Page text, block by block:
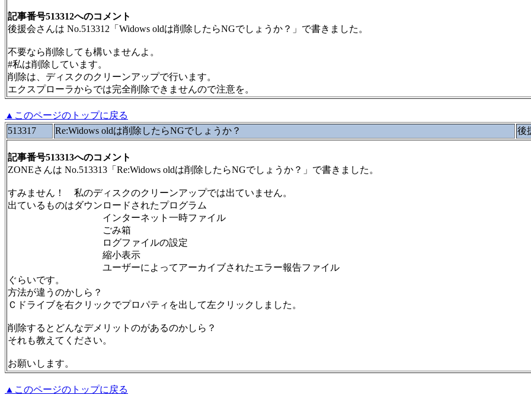
記事番号513312へのコメント
後援会さんは No.513312「Widows oldは削除したらNGでしょうか？」で書きました。
不要なら削除しても構いませんよ。
#私は削除しています。
削除は、ディスクのクリーンアップで行います。
エクスプローラからでは完全削除できませんので注意を。
▲このページのトップに戻る
513317
Re:Widows oldは削除したらNGでしょうか？ 後
記事番号513313へのコメント
ZONEさんは No.513313「Re:Widows oldは削除したらNGでしょうか？」で書きました。
すみません！ 私のディスクのクリーンアップでは出ていません。
出ているものはダウンロードされたプログラム
インターネット一時ファイル
ごみ箱
ログファイルの設定
縮小表示
ユーザーによってアーカイブされたエラー報告ファイル
ぐらいです。
方法が違うのかしら？
Ｃドライブを右クリックでプロパティを出して左クリックしました。
削除するとどんなデメリットのがあるのかしら？
それも教えてください。
お願いします。
▲このページのトップに戻る